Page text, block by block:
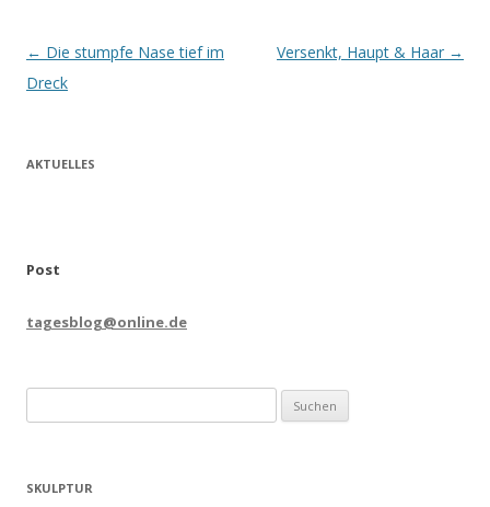
Beitrags-
Navigation
← Die stumpfe Nase tief im
Dreck
Versenkt, Haupt & Haar →
AKTUELLES
Post
tagesblog@online.de
nach:
SKULPTUR